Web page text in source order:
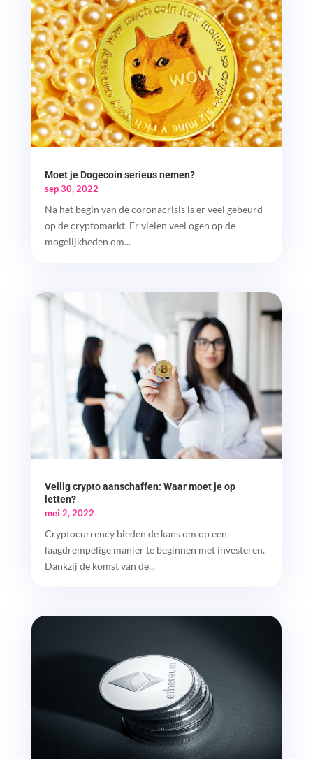
Moet je Dogecoin serieus nemen?
sep 30, 2022
Na het begin van de coronacrisis is er veel gebeurd
op de cryptomarkt. Er vielen veel ogen op de
mogelijkheden om...
Veilig crypto aanschaffen: Waar moet je op
letten?
mei 2, 2022
Cryptocurrency bieden de kans om op een
laagdrempelige manier te beginnen met investeren.
Dankzij de komst van de...